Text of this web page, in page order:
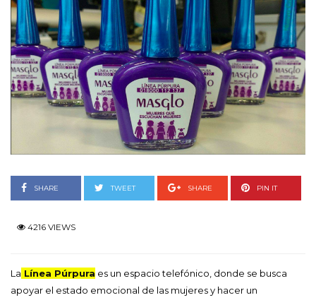
SHARE TWEET SHARE PIN IT
4216 VIEWS
La Línea Púrpura es un espacio telefónico, donde se busca
apoyar el estado emocional de las mujeres y hacer un